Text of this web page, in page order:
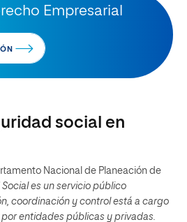
Empresarial
social en
Nacional de Planeación de
es un servicio público
coordinación y control está a cargo
entidades públicas y privadas.